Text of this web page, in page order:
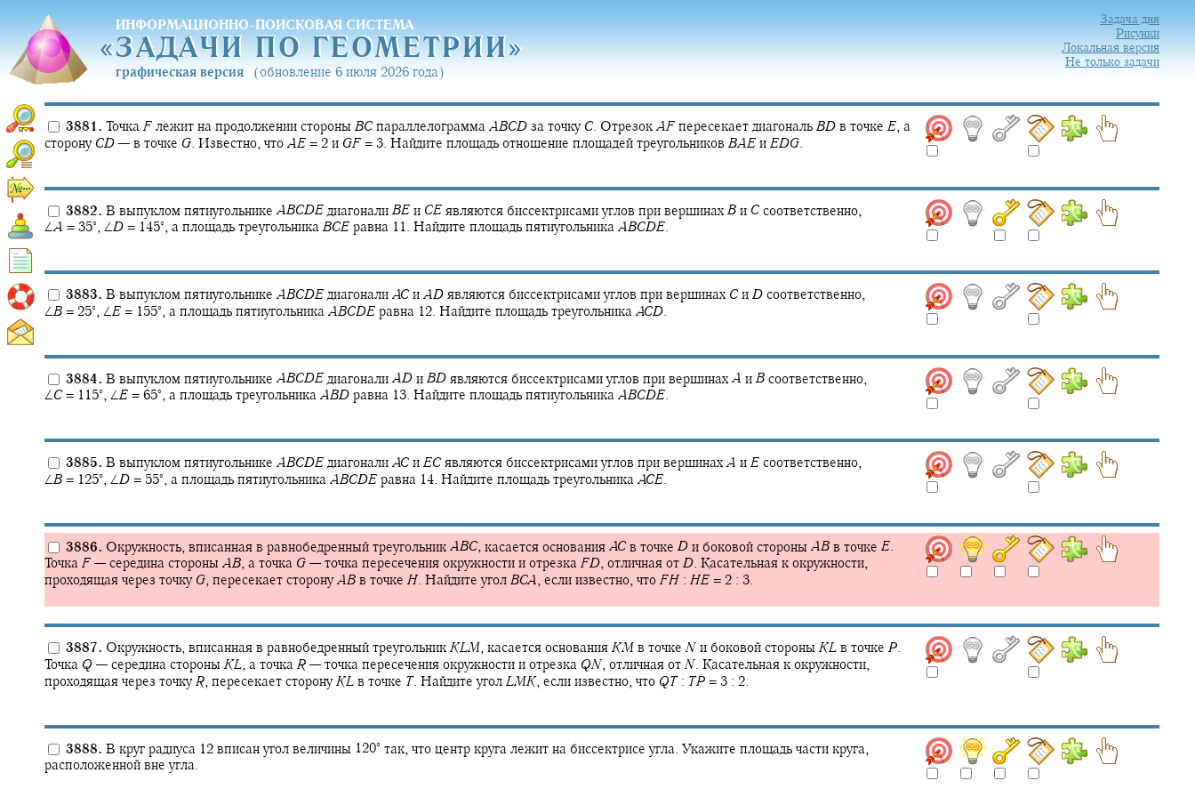
ИНФОРМАЦИОННО-ПОИСКОВАЯ СИСТЕМА
«ЗАДАЧИ ПО ГЕОМЕТРИИ»
«ЗАДАЧИ ПО ГЕОМЕТРИИ»
графическая версия (обновление 6 июля 2026 года)
Задача дня
Рисунки
Локальная версия
Не только задачи
3881. Точка F лежит на продолжении стороны BC параллелограмма ABCD за точку C. Отрезок AF пересекает диагональ BD в точке E, а
сторону CD — в точке G. Известно, что AE = 2 и GF = 3. Найдите площадь отношение площадей треугольников BAE и EDG.
3882. В выпуклом пятиугольнике ABCDE диагонали BE и CE являются биссектрисами углов при вершинах B и C соответственно,
∠A = 35‍∘ , ∠D = 145‍∘ , а площадь треугольника BCE равна 11. Найдите площадь пятиугольника ABCDE.
3883. В выпуклом пятиугольнике ABCDEдиагонали AC и AD являются биссектрисами углов при вершинах C и D соответственно,
∠B = 25‍∘ , ∠E = 155‍∘ , а площадь пятиугольника ABCDE равна 12. Найдите площадь треугольника ACD.
3884. В выпуклом пятиугольнике ABCDE диагонали AD и BD являются биссектрисами углов при вершинах A и B соответственно,
∠C = 115‍∘ , ∠E = 65‍∘ , а площадь треугольника ABD равна 13. Найдите площадь пятиугольника ABCDE.
3885. В выпуклом пятиугольнике ABCDEдиагонали AC и EC являются биссектрисами углов при вершинах A и E соответственно,
∠B = 125‍∘ , ∠D = 55‍∘ , а площадь пятиугольника ABCDE равна 14. Найдите площадь треугольника ACE.
3886. Окружность, вписанная в равнобедренный треугольник ABC, касается основания AC в точке D и боковой стороны AB в точке E.
Точка F — середина стороны AB, а точка G — точка пересечения окружности и отрезка FD, отличная от D. Касательная к окружности,
проходящая через точку G, пересекает сторонуAB в точке H. Найдите угол BCA, если известно, что FH : HE = 2 : 3.
3887. Окружность, вписанная в равнобедренный треугольник KLM, касается основания KM в точке N и боковой стороны KL в точке P.
Точка Q — середина стороны KL, а точка R — точка пересечения окружности и отрезка QN, отличная от N. Касательная к окружности,
проходящая через точкуR, пересекает сторонуKL в точке T. Найдите угол LMK, если известно, что QT: TP = 3 : 2.
3888. В круг радиуса 12 вписан угол величины 120‍∘ так, что центр круга лежит на биссектрисе угла. Укажите площадь части круга,
расположенной вне угла.